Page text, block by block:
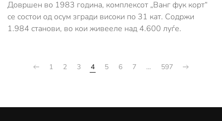
Довршен во 1983 година, комплексот „Ванг фук корт“
се состои од осум згради високи по 31 кат. Содржи
1.984 станови, во кои живееле над 4.600 луѓе.
1 2 3 4 5 6 7 … 597